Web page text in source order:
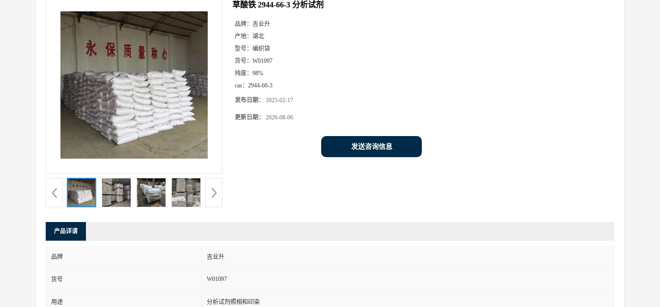
草酸铁 2944-66-3 分析试剂
品牌： 吉业升
产地： 湖北
型号： 编织袋
货号： W01097
纯度： 98%
cas： 2944-66-3
发布日期： 2025-02-17
更新日期： 2026-08-06
发送咨询信息
产品详请
品牌 吉业升
货号 W01097
用途 分析试剂照相和印染